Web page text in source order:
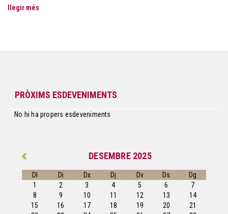
llegir més
PRÒXIMS ESDEVENIMENTS
No hi ha propers esdeveniments
DESEMBRE 2025
Dl Di Dx Dj Dv Ds
Dg
1
2 3 4 5 6
7
8
9 10 11 12 13
14
15
16 17 18 19 20
21